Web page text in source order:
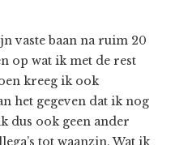
vaste baan na ruim 20
op wat ik met de rest
kreeg ik ook
het gegeven dat ik nog
dus ook geen ander
tot waanzin. Wat ik